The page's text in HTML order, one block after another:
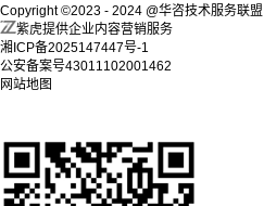
Copyright ©2023 - 2024 @华咨技术服务联盟
紫虎提供企业内容营销服务
湘ICP备2025147447号-1
公安备案号43011102001462
网站地图